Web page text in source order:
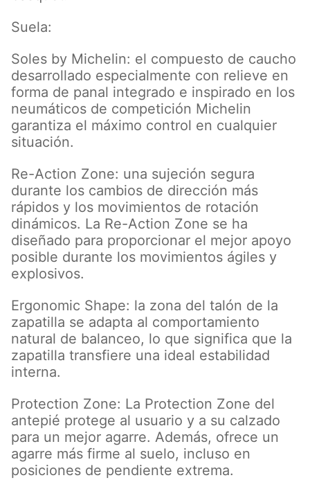
Suela:
Soles by Michelin: el compuesto de caucho
desarrollado especialmente con relieve en
forma de panal integrado e inspirado en los
neumáticos de competición Michelin
garantiza el máximo control en cualquier
situación.
Re-Action Zone: una sujeción segura
durante los cambios de dirección más
rápidos y los movimientos de rotación
dinámicos. La Re-Action Zone se ha
diseñado para proporcionar el mejor apoyo
posible durante los movimientos ágiles y
explosivos.
Ergonomic Shape: la zona del talón de la
zapatilla se adapta al comportamiento
natural de balanceo, lo que significa que la
zapatilla transfiere una ideal estabilidad
interna.
Protection Zone: La Protection Zone del
antepié protege al usuario y a su calzado
para un mejor agarre. Además, ofrece un
agarre más firme al suelo, incluso en
posiciones de pendiente extrema.